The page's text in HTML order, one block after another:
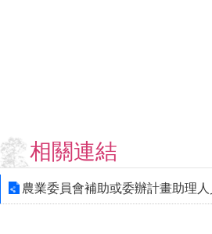
相關連結
農業委員會補助或委辦計畫助理